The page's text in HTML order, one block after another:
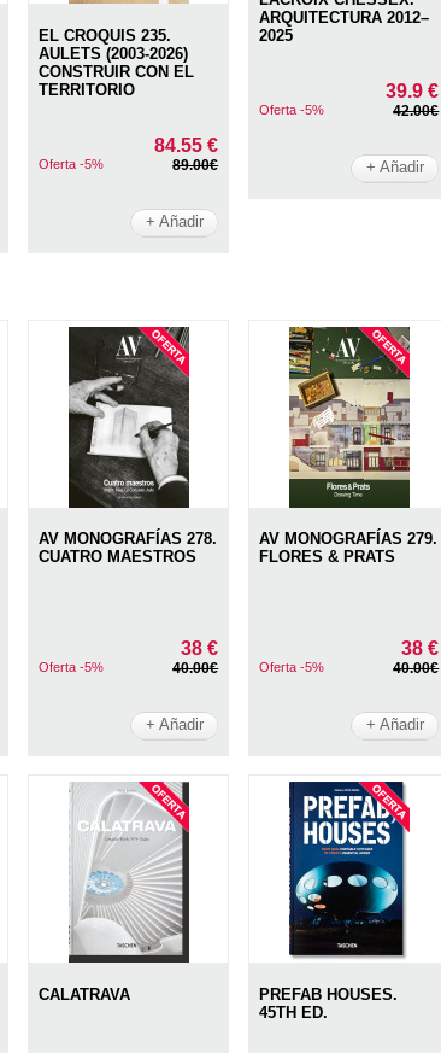
EL CROQUIS 235.
AULETS (2003-2026)
CONSTRUIR CON EL
TERRITORIO
84.55 €
Oferta -5% 89.00€
+ Añadir
ARQUITECTURA 2012–
2025
39.9 €
Oferta -5% 42.00€
+ Añadir
AV MONOGRAFÍAS 278.
CUATRO MAESTROS
38 €
Oferta -5% 40.00€
+ Añadir
AV MONOGRAFÍAS 279.
FLORES & PRATS
38 €
Oferta -5% 40.00€
+ Añadir
CALATRAVA
PREFAB HOUSES.
45TH ED.